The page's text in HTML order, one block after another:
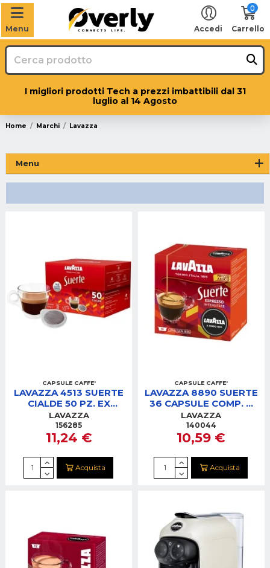
Menu Accedi
0
Carrello
I migliori prodotti Tech a prezzi imbattibili dal 31
luglio al 14 Agosto
Home Marchi Lavazza
CAPSULE CAFFE'
LAVAZZA 4513 SUERTE
CIALDE 50 PZ. EX
4508/4511
LAVAZZA
156285
11,24 €
Acquista
CAPSULE CAFFE'
LAVAZZA 8890 SUERTE
36 CAPSULE COMP. A
MODO MIO
LAVAZZA
140044
10,59 €
Acquista
Menu